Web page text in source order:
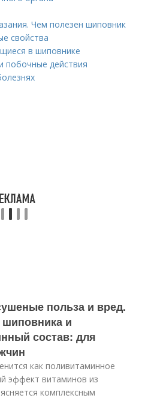
Чем полезен шиповник
свойства
в шиповнике
побочные действия
польза и вред.
и
состав: для
как поливитаминное
эффект витаминов из
комплексным